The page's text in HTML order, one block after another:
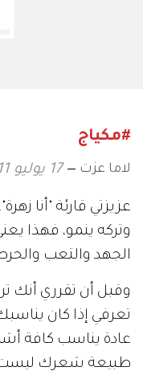
#مكياج
لاما عزت 17 يوليو 2011
عزيزتي قارئة "أنا
وتركه ينمو، فهذا
الجهد والتعب
وقبل أن تقرري أنك
تعرفي إذا كان
عادة يناسب كافة
طبيعة شعرك ليست